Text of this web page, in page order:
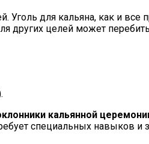
Уголь для кальяна, как и
других целей может
кальянной
специальных навыков